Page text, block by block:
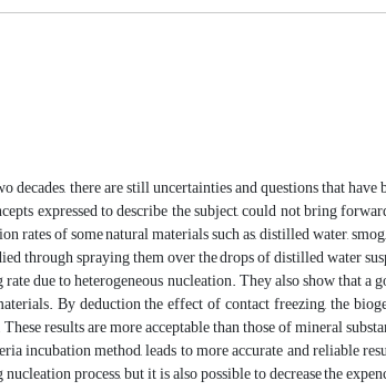
there are still uncertainties and questions that
expressed to describe the subject, could not bring
of some natural materials such as, distilled water,
through spraying them over the drops of distilled water
due to heterogeneous nucleation. They also show that a
By deduction the effect of contact freezing, the
results are more acceptable than those of mineral
incubation method, leads to more accurate and reliable
process, but it is also possible to decrease the